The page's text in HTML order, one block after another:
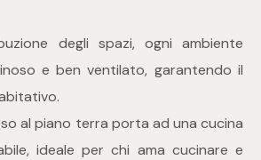
degli spazi, ogni ambiente
e ben ventilato, garantendo il
al piano terra porta ad una cucina
ideale per chi ama cucinare e